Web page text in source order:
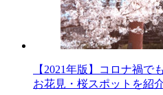
【2021年版】コロナ禍
お花見・桜スポットを紹介